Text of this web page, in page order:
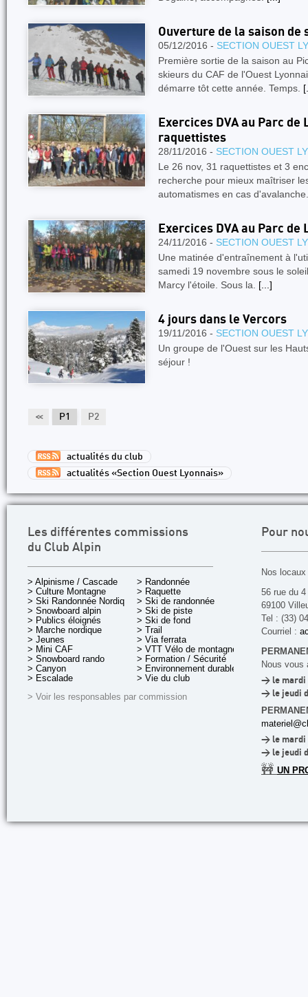
Ouverture de la saison de
05/12/2016 - SECTION OUEST
Première sortie de la saison au
skieurs du CAF de l'Ouest
démarre tôt cette année. Temps.
Exercices DVA au Parc
raquettistes
28/11/2016 - SECTION OUEST
Le 26 nov, 31 raquettistes et 3
recherche pour mieux maîtriser
automatismes en cas
Exercices DVA au Parc de
24/11/2016 - SECTION OUEST
Une matinée d'entraînement à
samedi 19 novembre sous le
Marcy l'étoile. Sous la. [...]
4 jours dans le Vercors
19/11/2016 - SECTION OUEST
Un groupe de l'Ouest sur les
séjour !
<< P1 P2
actualités du club
actualités «Section Ouest Lyonnais»
Les différentes commissions
du Club Alpin
> Alpinisme / Cascade
> Culture Montagne
> Ski Randonnée Nordique
> Snowboard alpin
> Publics éloignés
> Marche nordique
> Jeunes
> Mini CAF
> Snowboard rando
> Canyon
> Escalade
> Randonnée
> Raquette
> Ski de randonnée
> Ski de piste
> Ski de fond
> Trail
> Via ferrata
> VTT Vélo de montagne
> Formation / Sécurité
> Environnement durable
> Vie du club
> Voir les responsables par commission
Pour
Nos
56 rue du
69100
Tel : (33)
Courriel :
Nous vous
> le mardi
> le jeudi
> le mardi
> le jeudi
🚧 UN